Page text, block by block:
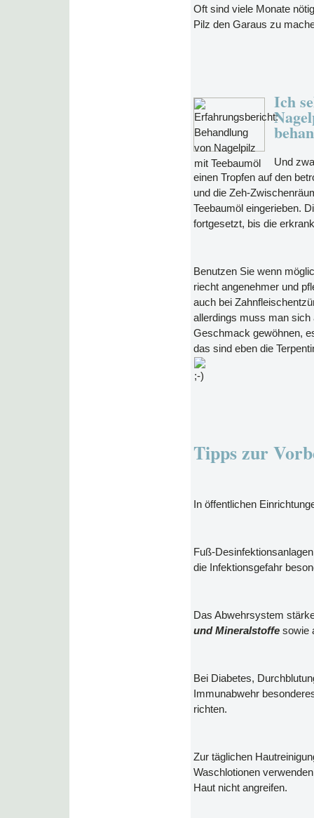
Oft sind viele Monate
Pilz den Garaus zu
Ich
Und
einen Tropfen auf den
und die Zeh-
Teebaumöl eingerieben.
fortgesetzt, bis die
Benutzen Sie wenn
riecht angenehmer und
auch bei
allerdings muss man sich
Geschmack gewöhnen,
das sind eben die
Tipps zur
In öffentlichen
Fuß-
die Infektionsgefahr
Das Abwehrsystem
und Mineralstoffe sowie
Bei Diabetes,
Immunabwehr
richten.
Zur täglichen
Waschlotionen
Haut nicht angreifen.